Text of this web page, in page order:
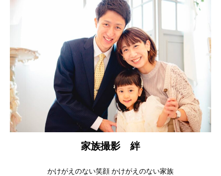
家族撮影 絆
かけがえのない笑顔 かけがえのない家族